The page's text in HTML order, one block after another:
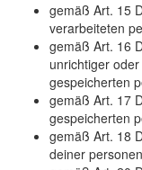
gemäß Art. 15
verarbeiteten
gemäß Art. 16
unrichtiger
gespeicherten
gemäß Art. 17
gespeicherten
gemäß Art. 18
deiner